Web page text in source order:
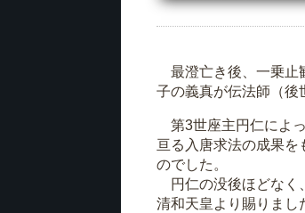
最澄亡き後、一乗止
子の義真が伝法師（後
第3世座主円仁によ
亘る入唐求法の成果を
のでした。
円仁の没後ほどなく
清和天皇より賜りまし